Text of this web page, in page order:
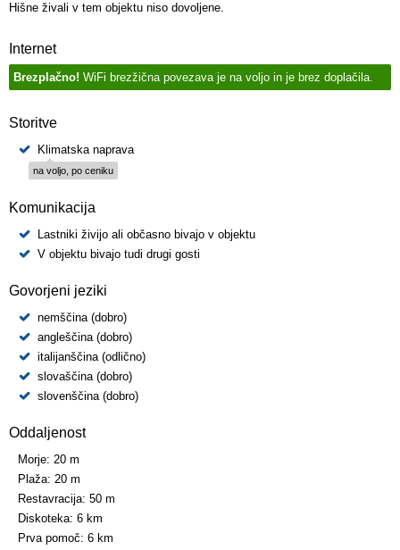
Hišne živali v tem objektu niso dovoljene.
Internet
Brezplačno! WiFi brezžična povezava je na voljo in je brez doplačila.
Storitve
Klimatska naprava
na voljo, po ceniku
Komunikacija
Lastniki živijo ali občasno bivajo v objektu
V objektu bivajo tudi drugi gosti
Govorjeni jeziki
nemščina (dobro)
angleščina (dobro)
italijanščina (odlično)
slovaščina (dobro)
slovenščina (dobro)
Oddaljenost
Morje: 20 m
Plaža: 20 m
Restavracija: 50 m
Diskoteka: 6 km
Prva pomoč: 6 km